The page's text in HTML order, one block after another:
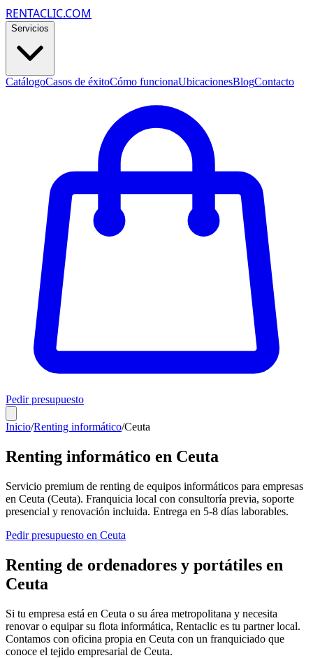
RENTACLIC.COM
Servicios
CatálogoCasos de éxitoCómo funcionaUbicacionesBlogContacto
Pedir presupuesto
Inicio/Renting informático/Ceuta
Renting informático en Ceuta
Servicio premium de renting de equipos informáticos para empresas
en Ceuta (Ceuta). Franquicia local con consultoría previa, soporte
presencial y renovación incluida. Entrega en 5-8 días laborables.
Pedir presupuesto en Ceuta
Renting de ordenadores y portátiles en
Ceuta
Si tu empresa está en Ceuta o su área metropolitana y necesita
renovar o equipar su flota informática, Rentaclic es tu partner local.
Contamos con oficina propia en Ceuta con un franquiciado que
conoce el tejido empresarial de Ceuta.